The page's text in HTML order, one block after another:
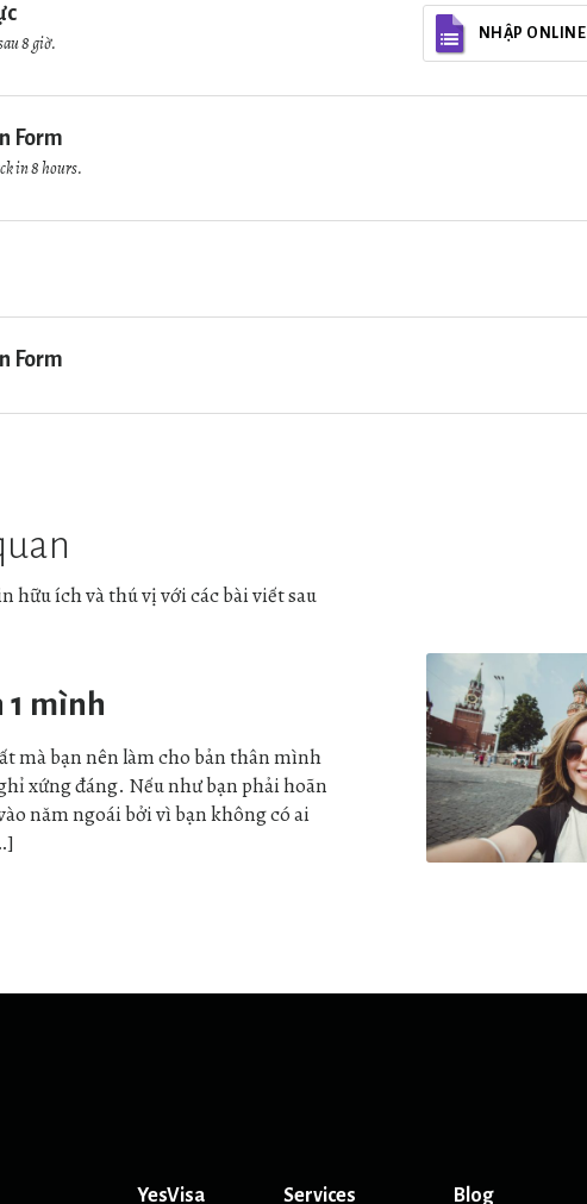
8 giờ. NHẬP ONLINE
Form
in 8 hours.
Form
hữu ích và thú vị với các bài viết sau
1 mình
mà bạn nên làm cho bản thân mình
xứng đáng. Nếu như bạn phải hoãn
năm ngoái bởi vì bạn không có ai
YesVisa Services Blog